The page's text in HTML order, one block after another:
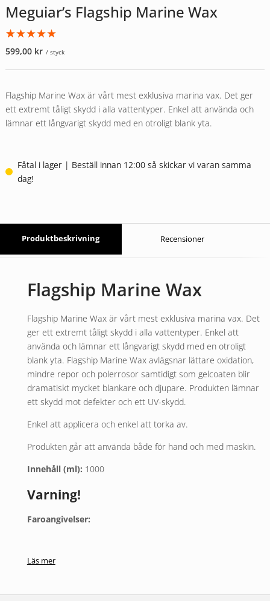
Meguiar’s Flagship Marine Wax
Betygsatt
baserat på
1
599,00 kr / styck
Flagship Marine Wax är vårt mest exklusiva marina vax. Det ger
ett extremt tåligt skydd i alla vattentyper. Enkel att använda och
lämnar ett långvarigt skydd med en otroligt blank yta.
Fåtal i lager | Beställ innan 12:00 så skickar vi varan samma
dag!
Produktbeskrivning Recensioner
Flagship Marine Wax
Flagship Marine Wax är vårt mest exklusiva marina vax. Det
ger ett extremt tåligt skydd i alla vattentyper. Enkel att
använda och lämnar ett långvarigt skydd med en otroligt
blank yta. Flagship Marine Wax avlägsnar lättare oxidation,
mindre repor och polerrosor samtidigt som gelcoaten blir
dramatiskt mycket blankare och djupare. Produkten lämnar
ett skydd mot defekter och ett UV-skydd.
Enkel att applicera och enkel att torka av.
Produkten går att använda både för hand och med maskin.
Innehåll (ml): 1000
Varning!
Faroangivelser:
Kan göra att man blir dåsig eller omtöcknad
Läs mer